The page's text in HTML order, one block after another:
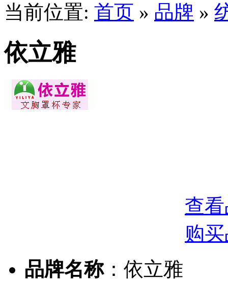
当前位置: 首页 » 品牌 »
依立雅
查
购
品牌名称：依立雅